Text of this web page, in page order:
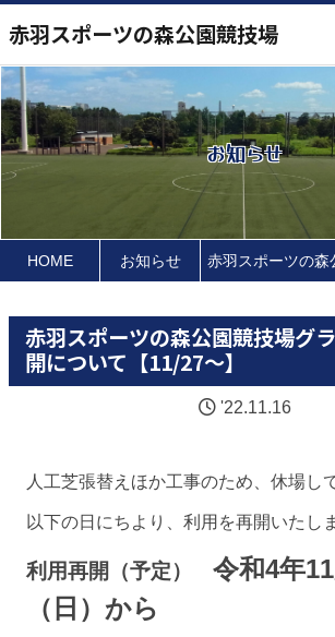
赤羽スポーツの森公園競技場
お知らせ
HOME お知らせ
赤羽スポーツの森公園競技場グ
開について【11/27～】
'22.11.16
人工芝張替えほか工事のため、休場し
以下の日にちより、利用を再開いたし
利用再開（予定） 令和4年
（日）から